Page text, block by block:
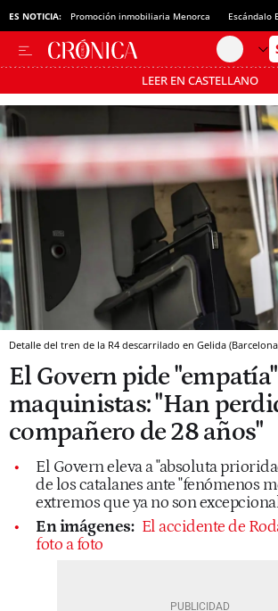
ES NOTICIA: Promoción inmobiliaria Menorca Escándalo
LEER EN CASTELLANO
Pásate al MODO AHORRO
Detalle del tren de la R4 descarrilado en Gelida
El Govern pide
maquinistas: "Han
compañero de 28 años"
El Govern eleva a "absoluta
de los catalanes ante "fenómenos
extremos que ya no son
En imágenes: El accidente de
foto a foto